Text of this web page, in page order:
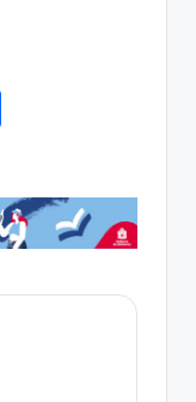
m
p
ar
ti